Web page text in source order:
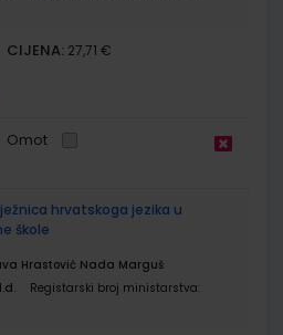
CIJENA: 27,71 €
Omot
hrvatskoga jezika u
škole
Hrastović Nada Marguš
Registarski broj ministarstva: